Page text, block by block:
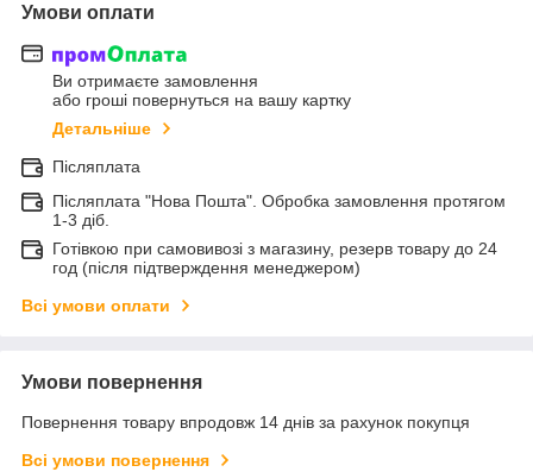
Умови оплати
Ви отримаєте замовлення
або гроші повернуться на вашу картку
Детальніше
Післяплата
Післяплата "Нова Пошта". Обробка замовлення протягом
1-3 діб.
Готівкою при самовивозі з магазину, резерв товару до 24
год (після підтверждення менеджером)
Всі умови оплати
Умови повернення
Повернення товару впродовж 14 днів за рахунок покупця
Всі умови повернення